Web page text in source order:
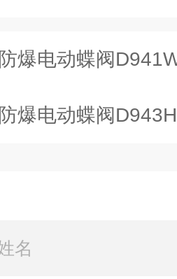
防爆电动蝶阀
防爆电动蝶阀D943H